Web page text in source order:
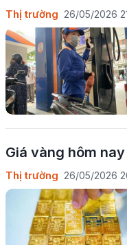
Thị trường 26/05/2026
Giá vàng hôm
Thị trường 26/05/2026